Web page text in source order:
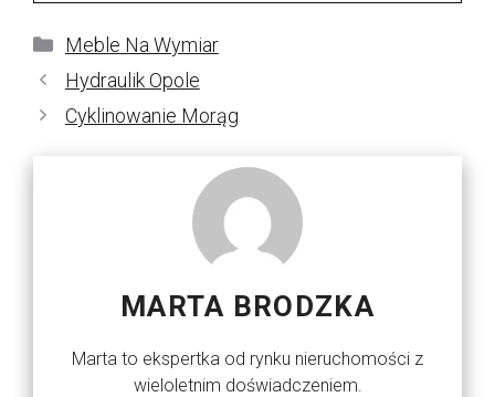
Kategorie
Meble Na Wymiar
Hydraulik Opole
Cyklinowanie Morąg
MARTA BRODZKA
Marta to ekspertka od rynku nieruchomości z
wieloletnim doświadczeniem.